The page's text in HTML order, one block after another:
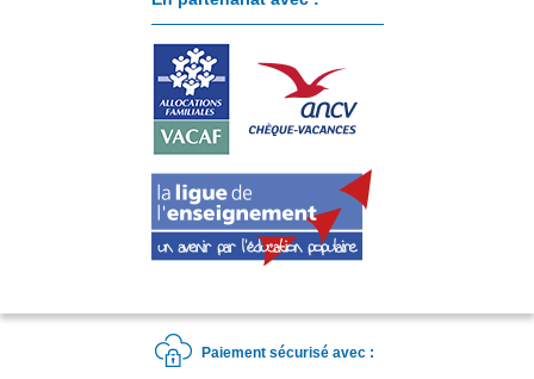
Paiement sécurisé avec :